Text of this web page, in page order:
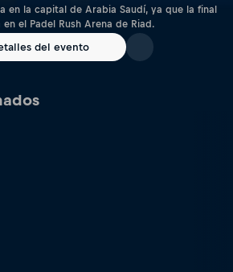
en la capital de Arabia Saudí, ya que la final
el Padel Rush Arena de Riad.
del evento